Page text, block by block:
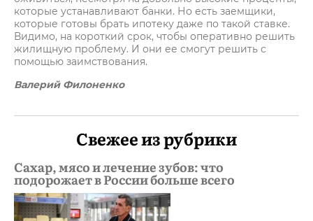
которые устанавливают банки. Но есть заемщики,
которые готовы брать ипотеку даже по такой ставке.
Видимо, на короткий срок, чтобы оперативно решить
жилищную проблему. И они ее смогут решить с
помощью заимствования.
Валерий Филоненко
Свежее из рубрики
Сахар, мясо и лечение зубов: что
подорожает в России больше всего